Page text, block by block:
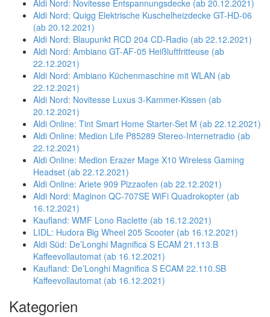
Aldi Nord: Novitesse Entspannungsdecke (ab 20.12.2021)
Aldi Nord: Quigg Elektrische Kuschelheizdecke GT-HD-06
(ab 20.12.2021)
Aldi Nord: Blaupunkt RCD 204 CD-Radio (ab 22.12.2021)
Aldi Nord: Ambiano GT-AF-05 Heißluftfritteuse (ab
22.12.2021)
Aldi Nord: Ambiano Küchenmaschine mit WLAN (ab
22.12.2021)
Aldi Nord: Novitesse Luxus 3-Kammer-Kissen (ab
20.12.2021)
Aldi Online: Tint Smart Home Starter-Set M (ab 22.12.2021)
Aldi Online: Medion Life P85289 Stereo-Internetradio (ab
22.12.2021)
Aldi Online: Medion Erazer Mage X10 Wireless Gaming
Headset (ab 22.12.2021)
Aldi Online: Ariete 909 Pizzaofen (ab 22.12.2021)
Aldi Nord: Maginon QC-707SE WiFi Quadrokopter (ab
16.12.2021)
Kaufland: WMF Lono Raclette (ab 16.12.2021)
LIDL: Hudora Big Wheel 205 Scooter (ab 16.12.2021)
Aldi Süd: De’Longhi Magnifica S ECAM 21.113.B
Kaffeevollautomat (ab 16.12.2021)
Kaufland: De’Longhi Magnifica S ECAM 22.110.SB
Kaffeevollautomat (ab 16.12.2021)
Kategorien